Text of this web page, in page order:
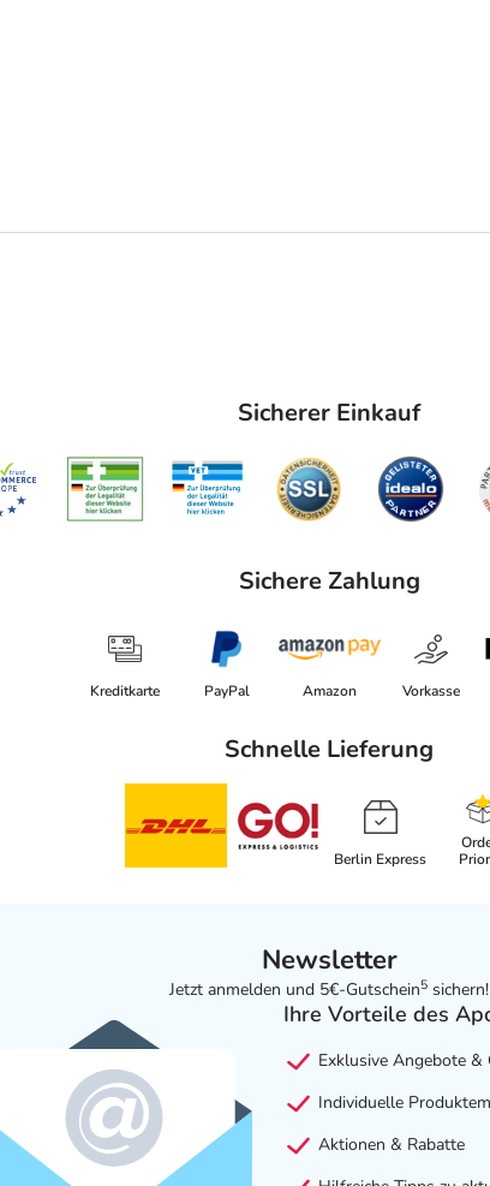
Sicherer Einkauf
Sichere Zahlung
Kreditkarte PayPal Amazon Vorkasse
Schnelle Lieferung
Berlin Express
Newsletter
Jetzt anmelden und 5€-Gutschein5 sichern!
Ihre Vorteile des
Exklusive Angebote &
Individuelle
Aktionen & Rabatte